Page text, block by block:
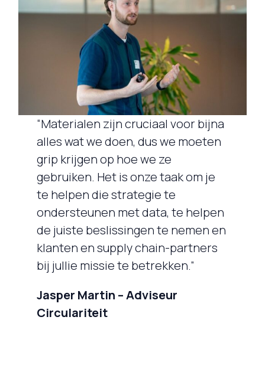
“Materialen zijn cruciaal voor bijna
alles wat we doen, dus we moeten
grip krijgen op hoe we ze
gebruiken. Het is onze taak om je
te helpen die strategie te
ondersteunen met data, te helpen
de juiste beslissingen te nemen en
klanten en supply chain-partners
bij jullie missie te betrekken.”
Jasper Martin – Adviseur
Circulariteit